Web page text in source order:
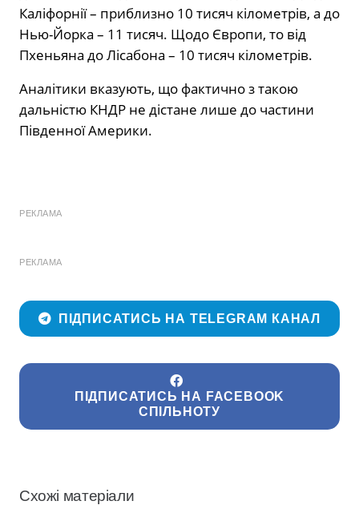
Каліфорнії – приблизно 10 тисяч кілометрів, а до
Нью-Йорка – 11 тисяч. Щодо Європи, то від
Пхеньяна до Лісабона – 10 тисяч кілометрів.
Аналітики вказують, що фактично з такою
дальністю КНДР не дістане лише до частини
Південної Америки.
РЕКЛАМА
РЕКЛАМА
ПІДПИСАТИСЬ НА TELEGRAM КАНАЛ
ПІДПИСАТИСЬ НА FACEBOOK
СПІЛЬНОТУ
Схожі матеріали